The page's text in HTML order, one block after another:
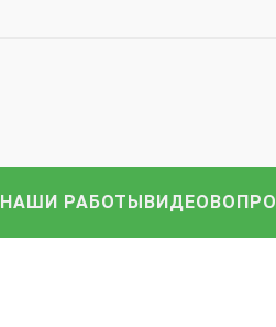
НАШИ РАБОТЫВИДЕО